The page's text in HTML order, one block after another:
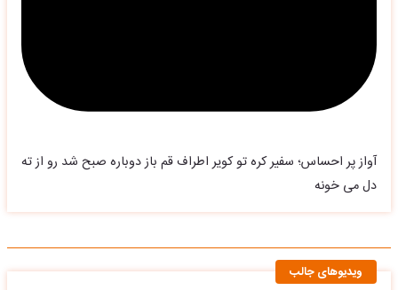
آواز پر احساس؛ سفیر کره تو کویر اطراف قم باز دوباره صبح شد رو از ته
دل می خونه
ویدیوهای جالب